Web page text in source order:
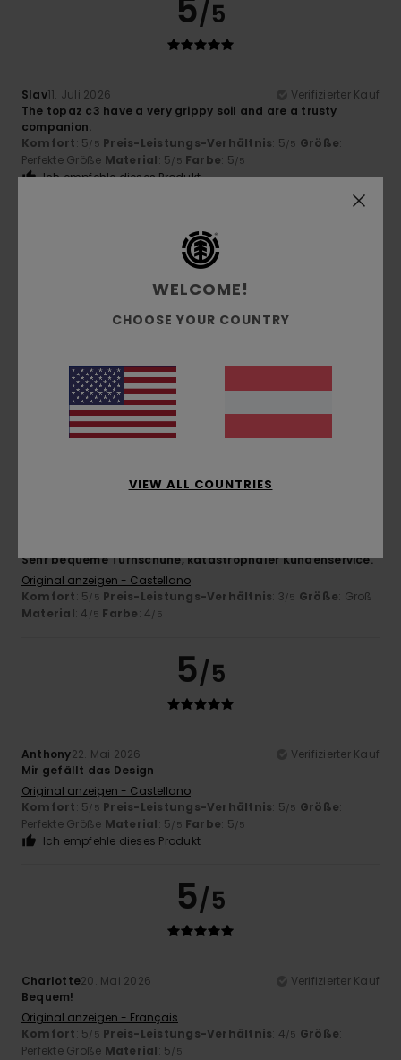
5/5
Slav11. Juli 2026
Verifizierter Kauf
The topaz c3 have a very grippy soil and are a trusty
companion.
Komfort: 5/5 Preis-Leistungs-Verhältnis: 5/5 Größe:
Perfekte Größe Material: 5/5 Farbe: 5/5
Ich empfehle dieses Produkt
5/5
29. Juni 2026
Komfort: 5/5 Preis-Leistungs-Verhältnis: 5 Größe
Perfekte GrößeMaterial: 5/5
Ich empfehle dieses Produkt
Sehr bequeme Turnschuhe, katastrophaler Kundenservice.
Original anzeigen - Castellano
Komfort: 5/5 Preis-Leistungs-Verhältnis: 3/5 Größe: Groß
Material: 4 /5 Farbe: 4/5
5/5
Anthony22. Mai 2026
Verifizierter Kauf
Mir gefällt das Design
Original anzeigen - Castellano
Komfort: 5/5 Preis-Leistungs-Verhältnis: 5/5 Größe:
Perfekte Größe Material: 5/5 Farbe: 5/5
Ich empfehle dieses Produkt
5/5
Charlotte20. Mai 2026
Verifizierter Kauf
Bequem!
Original anzeigen - Français
Komfort: 5/5 Preis-Leistungs-Verhältnis: 4/5 Größe:
Perfekte Größe Material: 5/5
WELCOME!
CHOOSE YOUR COUNTRY
VIEW ALL COUNTRIES